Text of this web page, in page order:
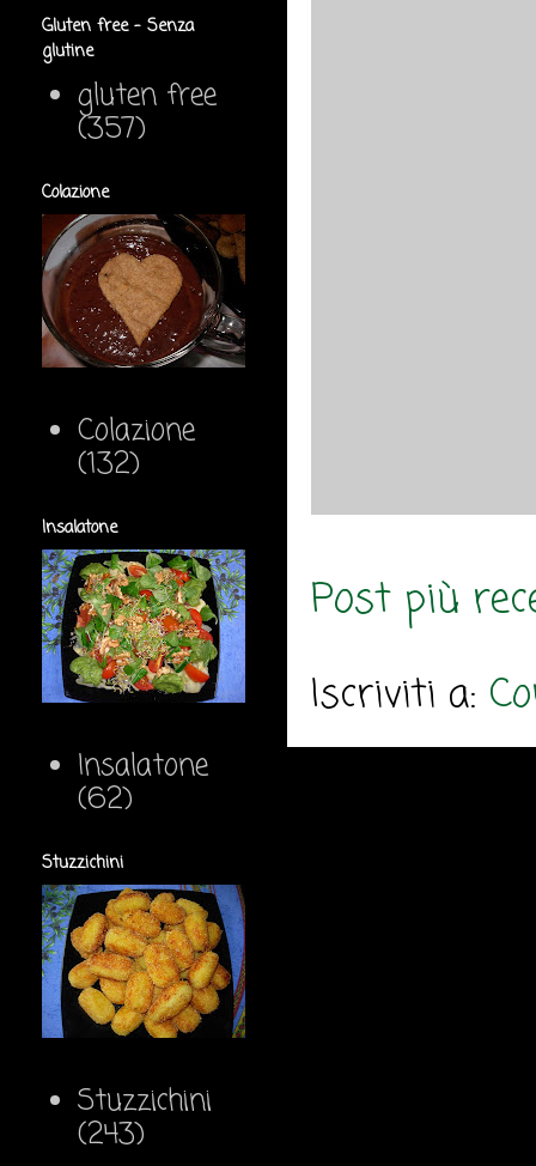
Post più
Iscriviti a:
Gluten free - Senza
glutine
gluten free
(357)
Colazione
Colazione
(132)
Insalatone
Insalatone
(62)
Stuzzichini
Stuzzichini
(243)